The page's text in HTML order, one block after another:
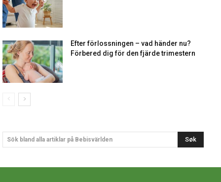
Efter förlossningen – vad händer nu?
Förbered dig för den fjärde trimestern
Sök bland alla artiklar på Bebisvärlden Søk